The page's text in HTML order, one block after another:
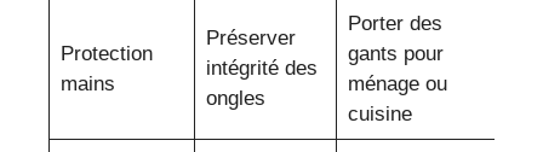
Protection
mains
Préserver
intégrité des
ongles
Porter des
gants pour
ménage ou
cuisine